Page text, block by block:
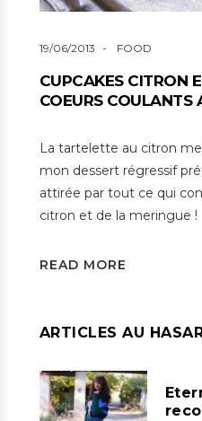
19/06/2013 FOOD
CUPCAKES CITRON
COEURS COULANTS
La tartelette au citron
mon dessert régressif
attirée par tout ce qui
citron et de la meringue !
READ MORE
ARTICLES AU